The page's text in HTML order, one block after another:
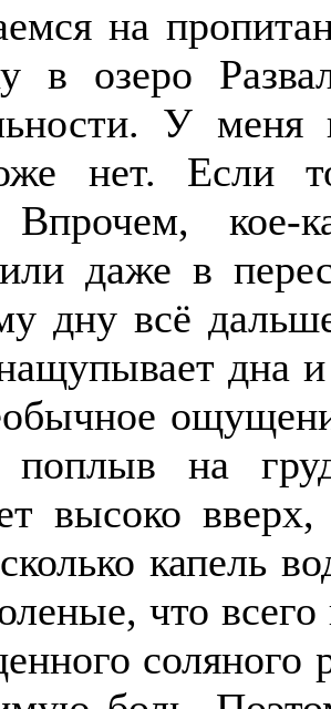
на
в озеро
У меня
нет. Если
Впрочем, кое-
даже в
дну всё
дна
поплыв на
высоко
капель
что
соляного